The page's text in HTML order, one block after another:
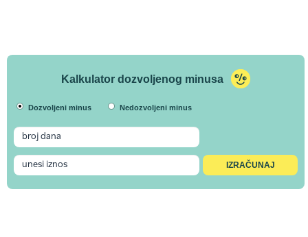
Kalkulator dozvoljenog minusa
Dozvoljeni minus Nedozvoljeni minus